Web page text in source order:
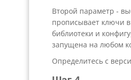
Второй параметр -
прописывает ключи
библиотеки и
запущена на любом
Определитесь с